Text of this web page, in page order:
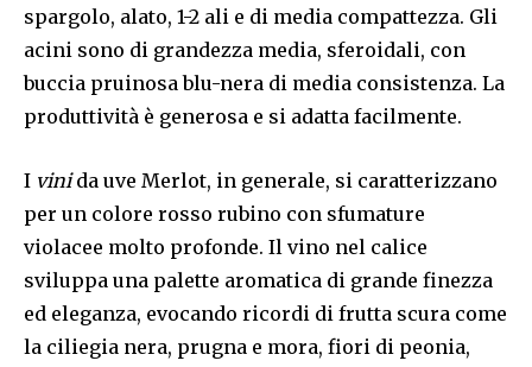
spargolo, alato, 1-2 ali e di media compattezza. Gli
acini sono di grandezza media, sferoidali, con
buccia pruinosa blu-nera di media consistenza. La
produttività è generosa e si adatta facilmente.
I vinida uve Merlot, in generale, si caratterizzano
per un colore rosso rubino con sfumature
violacee molto profonde. Il vino nel calice
sviluppa una palette aromatica di grande finezza
ed eleganza, evocando ricordi di frutta scura come
la ciliegia nera, prugna e mora, fiori di peonia,